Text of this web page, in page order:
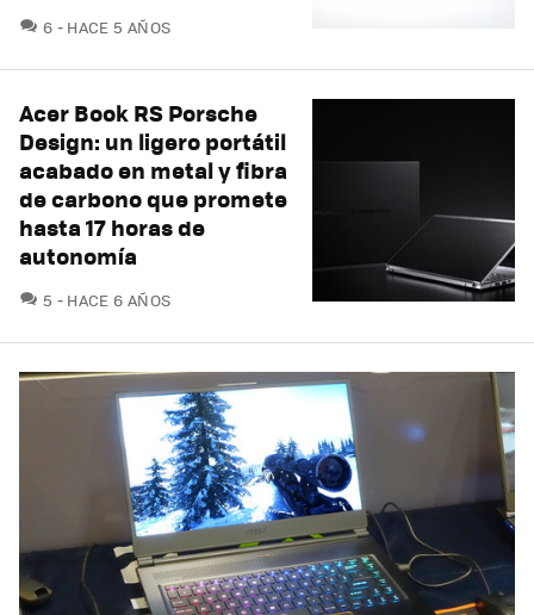
6 COMENTARIOS
HACE 5 AÑOS
Acer Book RS Porsche
Design: un ligero portátil
acabado en metal y fibra
de carbono que promete
hasta 17 horas de
autonomía
5 COMENTARIOS
HACE 6 AÑOS